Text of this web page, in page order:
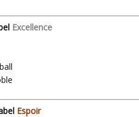
Excellence
Espoir